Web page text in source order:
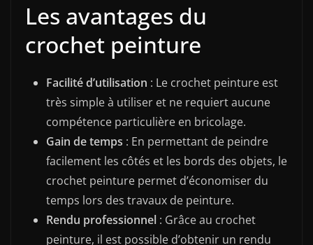
Les avantages du
crochet peinture
Facilité d’utilisation : Le crochet peinture est
très simple à utiliser et ne requiert aucune
compétence particulière en bricolage.
Gain de temps : En permettant de peindre
facilement les côtés et les bords des objets, le
crochet peinture permet d’économiser du
temps lors des travaux de peinture.
Rendu professionnel : Grâce au crochet
peinture, il est possible d’obtenir un rendu